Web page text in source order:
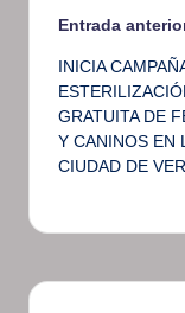
de
Entrada
INICIA
GRATUITA DE
Y CANINOS EN
CIUDAD DE